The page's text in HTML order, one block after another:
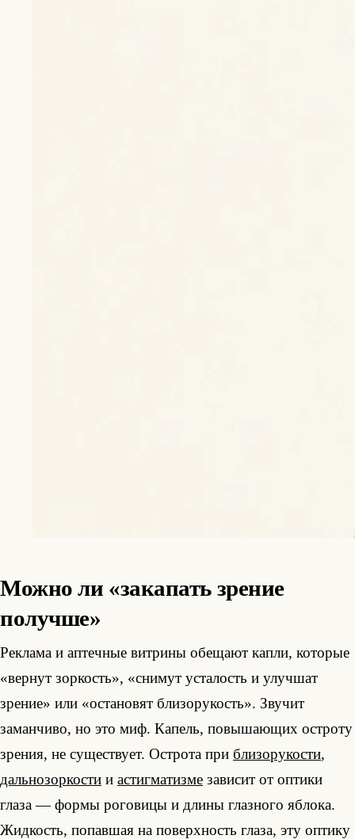
Можно ли «закапать зрение
получше»
Реклама и аптечные витрины обещают капли, которые
«вернут зоркость», «снимут усталость и улучшат
зрение» или «остановят близорукость». Звучит
заманчиво, но это миф. Капель, повышающих остроту
зрения, не существует. Острота при близорукости,
дальнозоркости и астигматизме зависит от оптики
глаза — формы роговицы и длины глазного яблока.
Жидкость, попавшая на поверхность глаза, эту оптику